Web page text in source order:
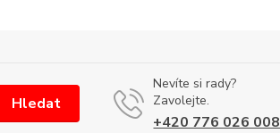
Hledat
Nevíte si rady?
Zavolejte.
+420 776 026 008